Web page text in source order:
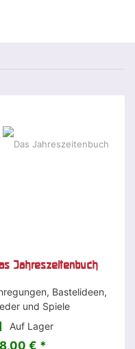
Jahreszeitenbuch
Bastelideen,
und Spiele
Auf Lager
€ *